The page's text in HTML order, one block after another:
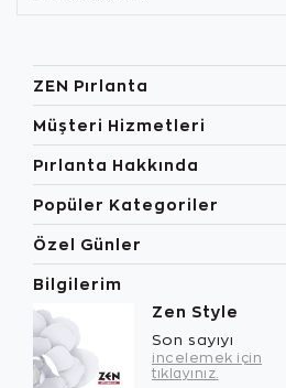
ZEN Pırlanta
Müşteri Hizmetleri
Pırlanta Hakkında
Popüler Kategoriler
Özel Günler
Bilgilerim
Zen Style
Son sayıyı
incelemek için
tıklayınız.